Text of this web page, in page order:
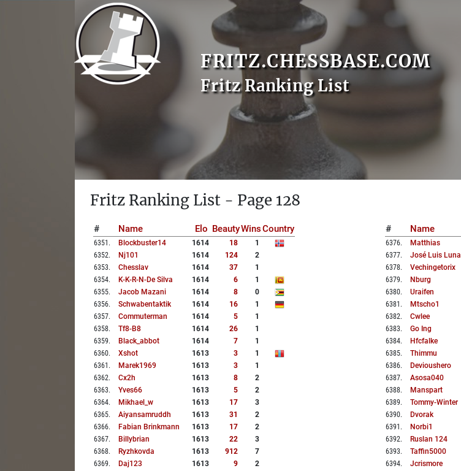
FRITZ.CHESSBASE.COM
Fritz Ranking List
Fritz Ranking List - Page 128
# Name Elo BeautyWinsCountry
6351 . Blockbuster14 1614 18
1
6352. Nj101 1614 124
2
6353. Chesslav 1614 37
1
6354. K-K-R-N-De Silva 1614 6
1
6355. Jacob Mazani 1614 8
0
6356. Schwabentaktik 1614 16
1
6357. Commuterman 1614 5
1
6358. Tf8-B8 1614 26
1
6359. Black_abbot 1614 7
1
6360. Xshot 1613 3
1
6361 . Marek1969 1613 3
1
6362. Cx2h 1613 8
2
6363. Yves66 1613 5
2
6364. Mikhael_w 1613 17
3
6365. Aiyansamruddh 1613 31
2
6366. Fabian Brinkmann 1613 17
2
6367. Billybrian 1613 22
3
6368. Ryzhkovda 1613 912
7
6369. Daj123 1613 9
2
# Name
6376. Matthias
6377. José Luis Luna
6378. Vechingetorix
6379. Nburg
6380. Uraifen
6381 . Mtscho1
6382. Cwlee
6383. Go Ing
6384. Hfcfalke
6385. Thimmu
6386. Devioushero
6387. Asosa040
6388. Manspart
6389. Tommy-Winter
6390. Dvorak
6391 . Norbi1
6392. Ruslan 124
6393. Taffin5000
6394. Jcrismore